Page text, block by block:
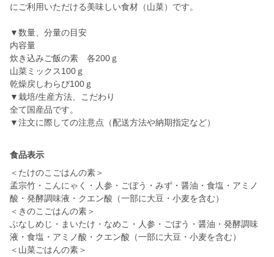
にご利用いただける美味しい食材（山菜）です。
▼数量、分量の目安
内容量
炊き込みご飯の素 各200ｇ
山菜ミックス100ｇ
乾燥戻しわらび100ｇ
▼栽培/生産方法、こだわり
全て国産品です。
▼注文に際しての注意点（配送方法や納期指定など）
食品表示
＜たけのこごはんの素＞
孟宗竹・こんにゃく・人参・ごぼう・みず・醤油・食塩・アミノ
酸・発酵調味液・クエン酸（一部に大豆・小麦を含む）
＜きのこごはんの素＞
ぶなしめじ・まいたけ・なめこ・人参・ごぼう・醤油・発酵調味
液・食塩・アミノ酸・クエン酸（一部に大豆・小麦を含む）
＜山菜ごはんの素＞